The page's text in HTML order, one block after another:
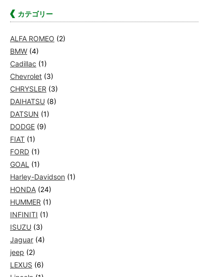
カテゴリー
ALFA ROMEO (2)
BMW (4)
Cadillac (1)
Chevrolet (3)
CHRYSLER (3)
DAIHATSU (8)
DATSUN (1)
DODGE (9)
FIAT (1)
FORD (1)
GOAL (1)
Harley-Davidson (1)
HONDA (24)
HUMMER (1)
INFINITI (1)
ISUZU (3)
Jaguar (4)
jeep (2)
LEXUS (6)